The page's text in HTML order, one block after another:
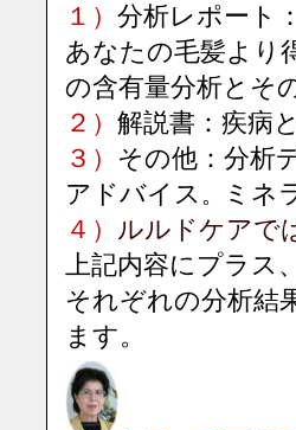
１） 分析レポート：
あなたの毛髪より
の含有量分析とそ
２） 解説書：疾病
３） その他：分析
アドバイス 。
ミネ
４） ルルドケアで
上記内容にプラス
それぞれの分析結
ます。